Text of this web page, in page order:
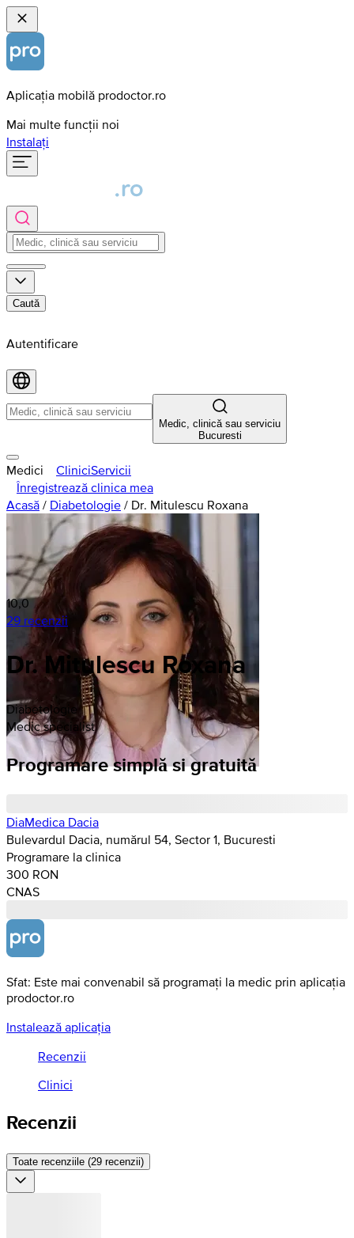
Aplicația mobilă prodoctor.ro
Mai multe funcții noi
Instalați
Caută
Autentificare
Medic, clinică sau serviciu
Bucuresti
Medici CliniciServicii
Înregistrează clinica mea
Acasă / Diabetologie / Dr. Mitulescu Roxana
10,0
29 recenzii
Dr. Mitulescu Roxana
Diabetologie
Medic specialist
Programare simplă si gratuită
DiaMedica Dacia
Bulevardul Dacia, numărul 54, Sector 1, Bucuresti
Programare la clinica
300 RON
CNAS
Sfat: Este mai convenabil să programați la medic prin aplicația
prodoctor.ro
Instalează aplicația
Recenzii
Clinici
Recenzii
Toate recenziile (29 recenzii)